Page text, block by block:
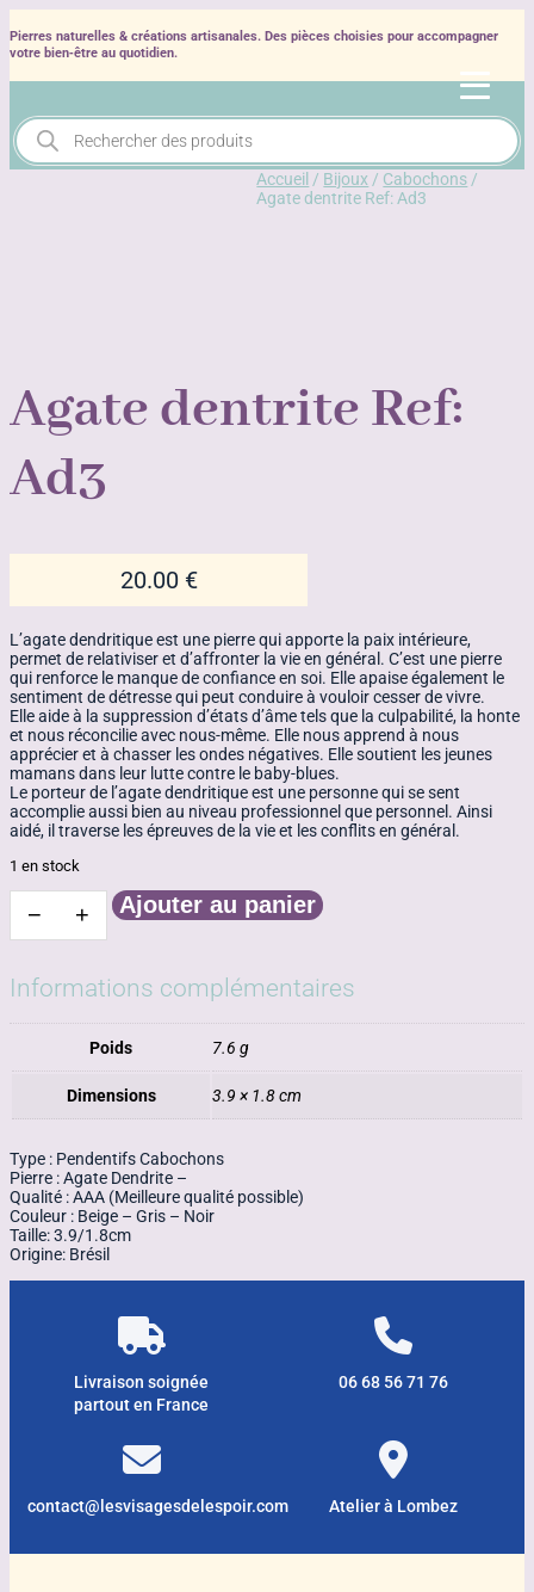
Pierres naturelles & créations artisanales. Des pièces choisies pour accompagner
votre bien‑être au quotidien.
Recherche
de
produits
Accueil / Bijoux / Cabochons /
Agate dentrite Ref: Ad3
Agate dentrite Ref:
Ad3
20.00 €
L’agate dendritique est une pierre qui apporte la paix intérieure,
permet de relativiser et d’affronter la vie en général. C’est une pierre
qui renforce le manque de confiance en soi. Elle apaise également le
sentiment de détresse qui peut conduire à vouloir cesser de vivre.
Elle aide à la suppression d’états d’âme tels que la culpabilité, la honte
et nous réconcilie avec nous-même. Elle nous apprend à nous
apprécier et à chasser les ondes négatives. Elle soutient les jeunes
mamans dans leur lutte contre le baby-blues.
Le porteur de l’agate dendritique est une personne qui se sent
accomplie aussi bien au niveau professionnel que personnel. Ainsi
aidé, il traverse les épreuves de la vie et les conflits en général.
1 en stock
−
quantité
de
dentrite
Ref:
+ Ajouter au panier
Informations complémentaires
Poids 7.6 g
Dimensions 3.9 × 1.8 cm
Type : Pendentifs Cabochons
Pierre : Agate Dendrite –
Qualité : AAA (Meilleure qualité possible)
Couleur : Beige – Gris – Noir
Taille: 3.9/1.8cm
Origine: Brésil
Livraison soignée
partout en France
06 68 56 71 76
contact@lesvisagesdelespoir.com Atelier à Lombez